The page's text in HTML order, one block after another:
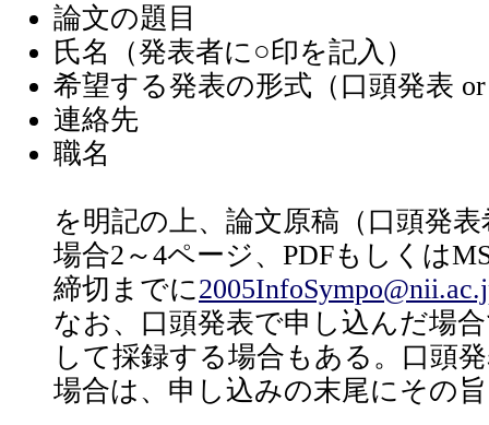
論文の題目
氏名（発表者に○印を記入）
希望する発表の形式（口頭発表
連絡先
職名
を明記の上、論文原稿（口頭発
場合2～4ページ、PDFもしくは
締切までに
なお、口頭発表で申し込んだ場
して採録する場合もある。口頭
場合は、申し込みの末尾にその